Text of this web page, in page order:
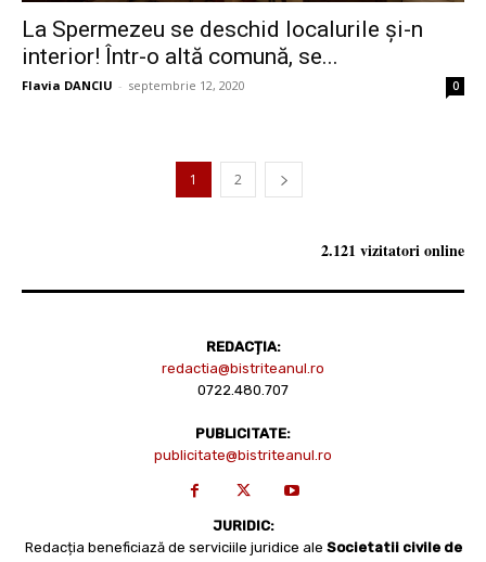
La Spermezeu se deschid localurile și-n
interior! Într-o altă comună, se...
Flavia DANCIU - septembrie 12, 2020 0
1 2
2.121 vizitatori online
REDACȚIA:
redactia@bistriteanul.ro
0722.480.707
PUBLICITATE:
publicitate@bistriteanul.ro
JURIDIC:
Redacția beneficiază de serviciile juridice ale Societatii civile de